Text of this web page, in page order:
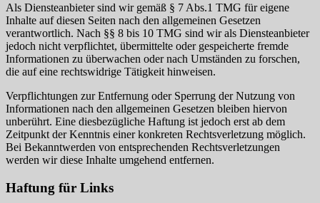
Als Diensteanbieter sind wir gemäß § 7 Abs.1 TMG für eigene
Inhalte auf diesen Seiten nach den allgemeinen Gesetzen
verantwortlich. Nach §§ 8 bis 10 TMG sind wir als Diensteanbieter
jedoch nicht verpflichtet, übermittelte oder gespeicherte fremde
Informationen zu überwachen oder nach Umständen zu forschen,
die auf eine rechtswidrige Tätigkeit hinweisen.
Verpflichtungen zur Entfernung oder Sperrung der Nutzung von
Informationen nach den allgemeinen Gesetzen bleiben hiervon
unberührt. Eine diesbezügliche Haftung ist jedoch erst ab dem
Zeitpunkt der Kenntnis einer konkreten Rechtsverletzung möglich.
Bei Bekanntwerden von entsprechenden Rechtsverletzungen
werden wir diese Inhalte umgehend entfernen.
Haftung für Links